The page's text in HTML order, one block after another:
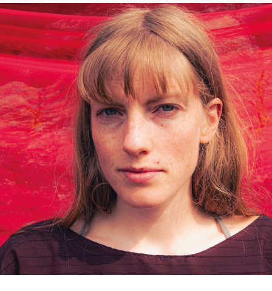
JAM
SESSIONS,
FILM
&
FOKUS!